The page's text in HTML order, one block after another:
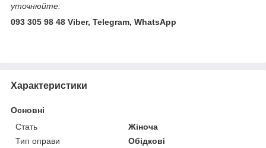
уточнюйте:
093 305 98 48 Viber, Telegram, WhatsApp
Характеристики
Основні
Стать
Жіноча
Тип оправи
Обідкові